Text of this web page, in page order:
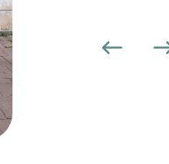
подписка: